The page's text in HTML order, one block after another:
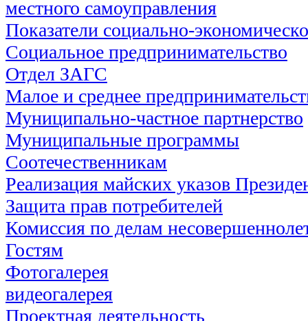
местного самоуправления
Показатели социально-
Социальное предпринимательство
Отдел ЗАГС
Малое и среднее
Муниципально-частное партнерство
Муниципальные программы
Соотечественникам
Реализация майских указов
Защита прав потребителей
Комиссия по делам
Гостям
Фотогалерея
видеогалерея
Проектная деятельность